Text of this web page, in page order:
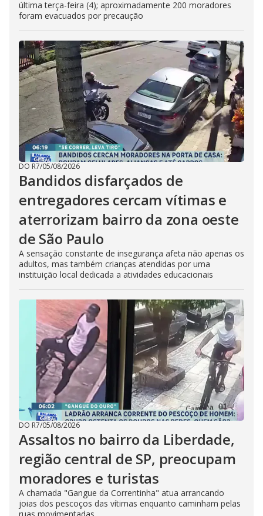
última terça-feira (4); aproximadamente 200 moradores
foram evacuados por precaução
DO R7/05/08/2026
Bandidos disfarçados de
entregadores cercam vítimas e
aterrorizam bairro da zona oeste
de São Paulo
A sensação constante de insegurança afeta não apenas os
adultos, mas também crianças atendidas por uma
instituição local dedicada a atividades educacionais
DO R7/05/08/2026
Assaltos no bairro da Liberdade,
região central de SP, preocupam
moradores e turistas
A chamada "Gangue da Correntinha" atua arrancando
joias dos pescoços das vítimas enquanto caminham pelas